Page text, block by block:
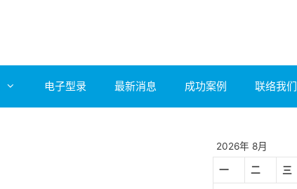
电子型录 最新消息 成功案例 联络我们
2026年 8月
一 二 三